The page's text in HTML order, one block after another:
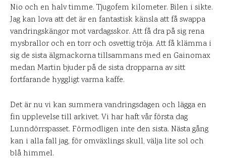
Nio och en halv timme. Tjugofem kilometer. Bilen i sikte.
Jag kan lova att det är en fantastisk känsla att få swappa
vandringskängor mot vardagsskor. Att få dra på sig rena
mysbrallor och en torr och osvettig tröja. Att få klämma i
sig de sista älgmackorna tillsammans med en Gainomax
medan Martin bjuder på de sista dropparna av sitt
fortfarande hyggligt varma kaffe.
Det är nu vi kan summera vandringsdagen och lägga en
fin upplevelse till arkivet. Vi har haft vår första dag
Lunndörrspasset. Förmodligen inte den sista. Nästa gång
kan i alla fall jag, för omväxlings skull, välja lite sol och
blå himmel.